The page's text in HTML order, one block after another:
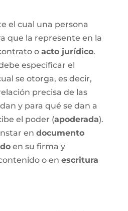
el cual una persona
que la represente en la
o acto jurídico.
especificar el
se otorga, es decir,
precisa de las
y para qué se dan a
el poder (apoderada).
en documento
en su firma y
o en escritura